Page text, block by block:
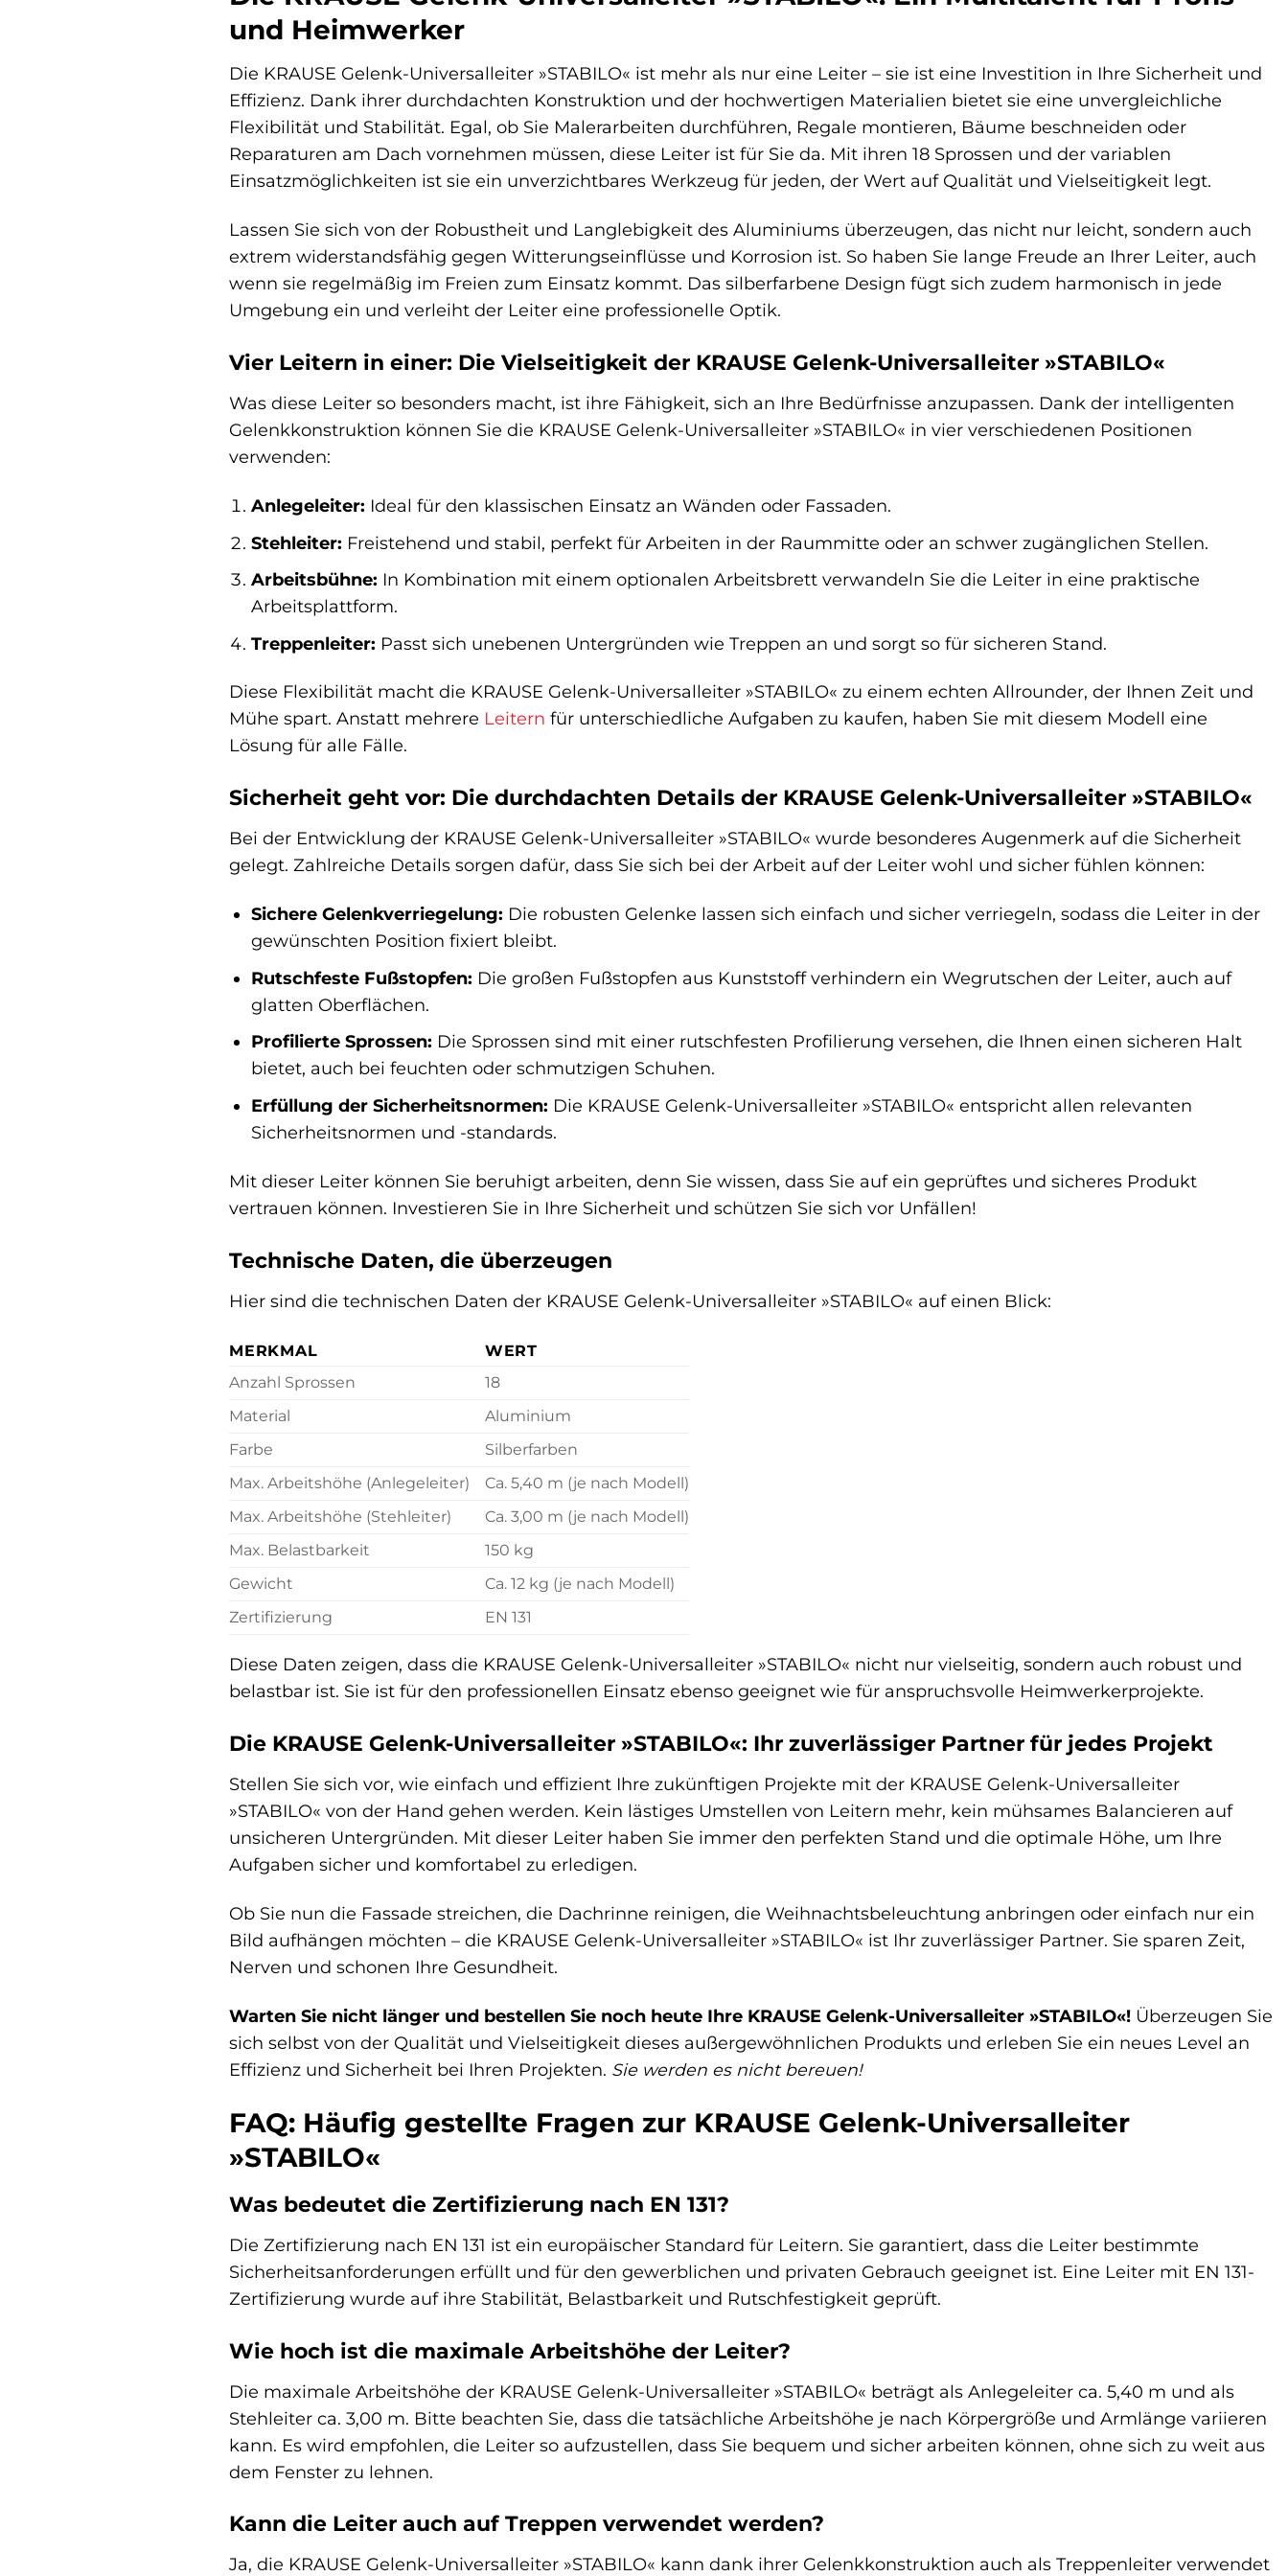
und Heimwerker
Die KRAUSE Gelenk-Universalleiter »STABILO« ist mehr als nur eine Leiter – sie ist eine Investition in Ihre Sicherheit und
Effizienz. Dank ihrer durchdachten Konstruktion und der hochwertigen Materialien bietet sie eine unvergleichliche
Flexibilität und Stabilität. Egal, ob Sie Malerarbeiten durchführen, Regale montieren, Bäume beschneiden oder
Reparaturen am Dach vornehmen müssen, diese Leiter ist für Sie da. Mit ihren 18 Sprossen und der variablen
Einsatzmöglichkeiten ist sie ein unverzichtbares Werkzeug für jeden, der Wert auf Qualität und Vielseitigkeit legt.
Lassen Sie sich von der Robustheit und Langlebigkeit des Aluminiums überzeugen, das nicht nur leicht, sondern auch
extrem widerstandsfähig gegen Witterungseinflüsse und Korrosion ist. So haben Sie lange Freude an Ihrer Leiter, auch
wenn sie regelmäßig im Freien zum Einsatz kommt. Das silberfarbene Design fügt sich zudem harmonisch in jede
Umgebung ein und verleiht der Leiter eine professionelle Optik.
Vier Leitern in einer: Die Vielseitigkeit der KRAUSE Gelenk-Universalleiter »STABILO«
Was diese Leiter so besonders macht, ist ihre Fähigkeit, sich an Ihre Bedürfnisse anzupassen. Dank der intelligenten
Gelenkkonstruktion können Sie die KRAUSE Gelenk-Universalleiter »STABILO« in vier verschiedenen Positionen
verwenden:
Anlegeleiter: Ideal für den klassischen Einsatz an Wänden oder Fassaden.
Stehleiter: Freistehend und stabil, perfekt für Arbeiten in der Raummitte oder an schwer zugänglichen Stellen.
Arbeitsbühne: In Kombination mit einem optionalen Arbeitsbrett verwandeln Sie die Leiter in eine praktische
Arbeitsplattform.
Treppenleiter: Passt sich unebenen Untergründen wie Treppen an und sorgt so für sicheren Stand.
Diese Flexibilität macht die KRAUSE Gelenk-Universalleiter »STABILO« zu einem echten Allrounder, der Ihnen Zeit und
Mühe spart. Anstatt mehrere Leitern für unterschiedliche Aufgaben zu kaufen, haben Sie mit diesem Modell eine
Lösung für alle Fälle.
Sicherheit geht vor: Die durchdachten Details der KRAUSE Gelenk-Universalleiter »STABILO«
Bei der Entwicklung der KRAUSE Gelenk-Universalleiter »STABILO« wurde besonderes Augenmerk auf die Sicherheit
gelegt. Zahlreiche Details sorgen dafür, dass Sie sich bei der Arbeit auf der Leiter wohl und sicher fühlen können:
Sichere Gelenkverriegelung: Die robusten Gelenke lassen sich einfach und sicher verriegeln, sodass die Leiter in der
gewünschten Position fixiert bleibt.
Rutschfeste Fußstopfen: Die großen Fußstopfen aus Kunststoff verhindern ein Wegrutschen der Leiter, auch auf
glatten Oberflächen.
Profilierte Sprossen: Die Sprossen sind mit einer rutschfesten Profilierung versehen, die Ihnen einen sicheren Halt
bietet, auch bei feuchten oder schmutzigen Schuhen.
Erfüllung der Sicherheitsnormen: Die KRAUSE Gelenk-Universalleiter »STABILO« entspricht allen relevanten
Sicherheitsnormen und -standards.
Mit dieser Leiter können Sie beruhigt arbeiten, denn Sie wissen, dass Sie auf ein geprüftes und sicheres Produkt
vertrauen können. Investieren Sie in Ihre Sicherheit und schützen Sie sich vor Unfällen!
Technische Daten, die überzeugen
Hier sind die technischen Daten der KRAUSE Gelenk-Universalleiter »STABILO« auf einen Blick:
MERKMAL
WERT
Anzahl Sprossen
18
Material
Aluminium
Farbe
Silberfarben
Max. Arbeitshöhe (Anlegeleiter)
Ca. 5,40 m (je nach Modell)
Max. Arbeitshöhe (Stehleiter)
Ca. 3,00 m (je nach Modell)
Max. Belastbarkeit
150 kg
Gewicht
Ca. 12 kg (je nach Modell)
Zertifizierung
EN 131
Diese Daten zeigen, dass die KRAUSE Gelenk-Universalleiter »STABILO« nicht nur vielseitig, sondern auch robust und
belastbar ist. Sie ist für den professionellen Einsatz ebenso geeignet wie für anspruchsvolle Heimwerkerprojekte.
Die KRAUSE Gelenk-Universalleiter »STABILO«: Ihr zuverlässiger Partner für jedes Projekt
Stellen Sie sich vor, wie einfach und effizient Ihre zukünftigen Projekte mit der KRAUSE Gelenk-Universalleiter
»STABILO« von der Hand gehen werden. Kein lästiges Umstellen von Leitern mehr, kein mühsames Balancieren auf
unsicheren Untergründen. Mit dieser Leiter haben Sie immer den perfekten Stand und die optimale Höhe, um Ihre
Aufgaben sicher und komfortabel zu erledigen.
Ob Sie nun die Fassade streichen, die Dachrinne reinigen, die Weihnachtsbeleuchtung anbringen oder einfach nur ein
Bild aufhängen möchten – die KRAUSE Gelenk-Universalleiter »STABILO« ist Ihr zuverlässiger Partner. Sie sparen Zeit,
Nerven und schonen Ihre Gesundheit.
Warten Sie nicht länger und bestellen Sie noch heute Ihre KRAUSE Gelenk-Universalleiter »STABILO«! Überzeugen Sie
sich selbst von der Qualität und Vielseitigkeit dieses außergewöhnlichen Produkts und erleben Sie ein neues Level an
Effizienz und Sicherheit bei Ihren Projekten. Sie werden es nicht bereuen!
FAQ: Häufig gestellte Fragen zur KRAUSE Gelenk-Universalleiter
»STABILO«
Was bedeutet die Zertifizierung nach EN 131?
Die Zertifizierung nach EN 131 ist ein europäischer Standard für Leitern. Sie garantiert, dass die Leiter bestimmte
Sicherheitsanforderungen erfüllt und für den gewerblichen und privaten Gebrauch geeignet ist. Eine Leiter mit EN 131-
Zertifizierung wurde auf ihre Stabilität, Belastbarkeit und Rutschfestigkeit geprüft.
Wie hoch ist die maximale Arbeitshöhe der Leiter?
Die maximale Arbeitshöhe der KRAUSE Gelenk-Universalleiter »STABILO« beträgt als Anlegeleiter ca. 5,40 m und als
Stehleiter ca. 3,00 m. Bitte beachten Sie, dass die tatsächliche Arbeitshöhe je nach Körpergröße und Armlänge variieren
kann. Es wird empfohlen, die Leiter so aufzustellen, dass Sie bequem und sicher arbeiten können, ohne sich zu weit aus
dem Fenster zu lehnen.
Kann die Leiter auch auf Treppen verwendet werden?
Ja, die KRAUSE Gelenk-Universalleiter »STABILO« kann dank ihrer Gelenkkonstruktion auch als Treppenleiter verwendet